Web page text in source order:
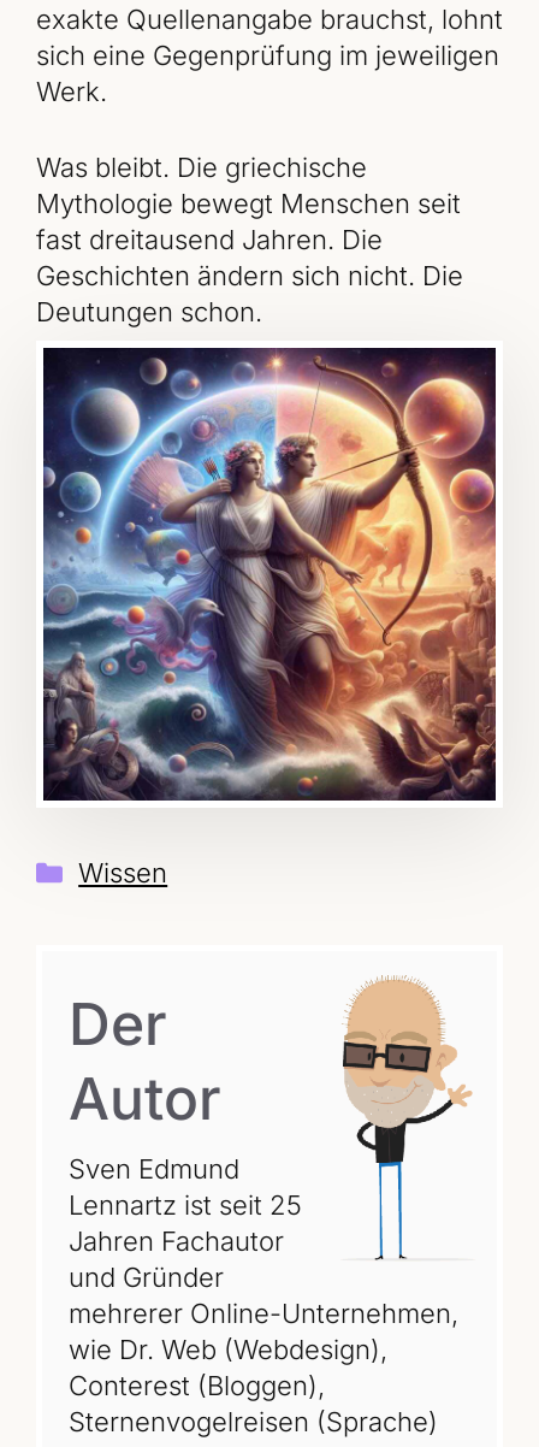
exakte Quellenangabe brauchst, lohnt
sich eine Gegenprüfung im jeweiligen
Werk.
Was bleibt. Die griechische
Mythologie bewegt Menschen seit
fast dreitausend Jahren. Die
Geschichten ändern sich nicht. Die
Deutungen schon.
Kategorien
Wissen
Der
Autor
Sven Edmund
Lennartz ist seit 25
Jahren Fachautor
und Gründer
mehrerer Online-Unternehmen,
wie Dr. Web (Webdesign),
Conterest (Bloggen),
Sternenvogelreisen (Sprache)